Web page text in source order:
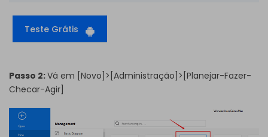
Teste Grátis
Passo 2:Vá em [Novo]>[Administração]>[Planejar-Fazer-
Checar-Agir]